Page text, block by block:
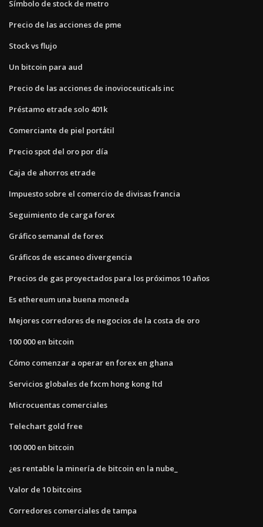
Símbolo de stock de metro
Precio de las acciones de pme
Stock vs flujo
Un bitcoin para aud
Precio de las acciones de inovioceuticals inc
Préstamo etrade solo 401k
Comerciante de piel portátil
Precio spot del oro por día
Caja de ahorros etrade
Impuesto sobre el comercio de divisas francia
Seguimiento de carga forex
Gráfico semanal de forex
Gráficos de escaneo divergencia
Precios de gas proyectados para los próximos 10 años
Es ethereum una buena moneda
Mejores corredores de negocios de la costa de oro
100 000 en bitcoin
Cómo comenzar a operar en forex en ghana
Servicios globales de fxcm hong kong ltd
Microcuentas comerciales
Telechart gold free
100 000 en bitcoin
¿es rentable la minería de bitcoin en la nube_
Valor de 10 bitcoins
Corredores comerciales de tampa